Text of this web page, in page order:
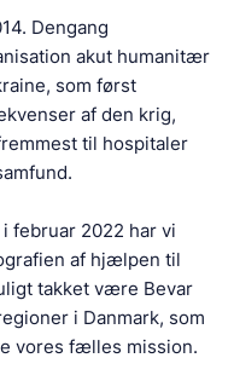
Dengang
akut humanitær
som først
af den krig,
til hospitaler
februar 2022 har vi
af hjælpen til
takket være Bevar
i Danmark, som
vores fælles mission.